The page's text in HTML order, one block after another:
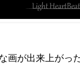
画が出来上がっ